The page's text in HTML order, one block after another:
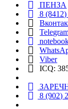
ПЕНЗА
8
Viber
ICQ:
8 (902)